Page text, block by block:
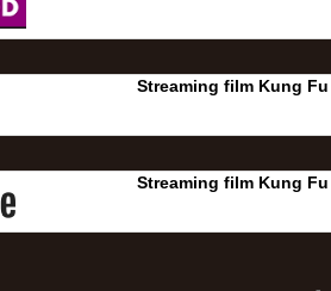
Streaming film Kung
Streaming film Kung